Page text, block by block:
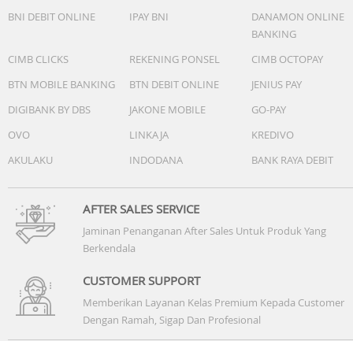
BNI DEBIT ONLINE
IPAY BNI
DANAMON ONLINE
BANKING
CIMB CLICKS
REKENING PONSEL
CIMB OCTOPAY
BTN MOBILE BANKING
BTN DEBIT ONLINE
JENIUS PAY
DIGIBANK BY DBS
JAKONE MOBILE
GO-PAY
OVO
LINKAJA
KREDIVO
AKULAKU
INDODANA BANK RAYA DEBIT
AFTER SALES SERVICE
Jaminan Penanganan After Sales Untuk Produk Yang
Berkendala
CUSTOMER SUPPORT
Memberikan Layanan Kelas Premium Kepada Customer
Dengan Ramah, Sigap Dan Profesional